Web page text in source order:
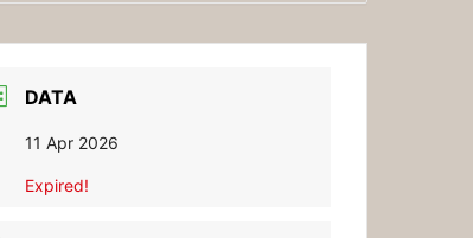
DATA
11 Apr 2026
Expired!